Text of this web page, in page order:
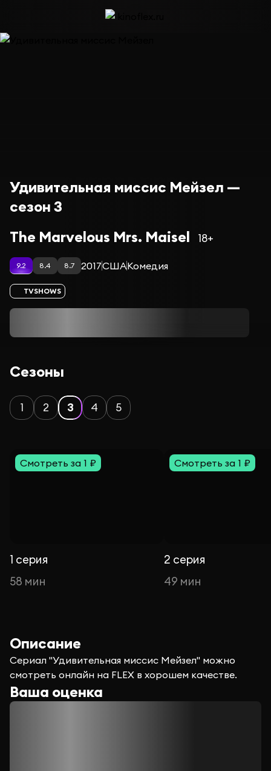
Удивительная миссис Мейзел —
сезон 3
The Marvelous Mrs. Maisel
18+
9.2 8.4 8.7 2017СШАКомедия
TVSHOWS
Сезоны
1 2 3 4 5
Смотреть за 1 ₽
1 серия
58 мин
Смотреть за 1 ₽
2 серия
49 мин
Описание
Сериал "Удивительная миссис Мейзел" можно
смотреть онлайн на FLEX в хорошем качестве.
Ваша оценка